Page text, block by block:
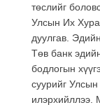
төслийг
Улсын Их
дуулгав.
Төв банк
бодлогын
суурийг
илэрхийллээ.